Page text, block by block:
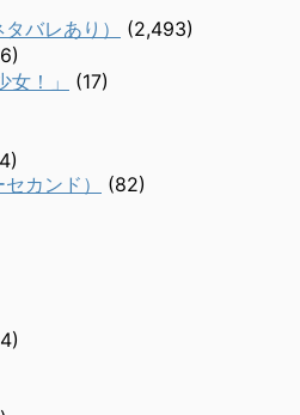
バレあり）
(2,493)
！」
(17)
カンド）
(82)